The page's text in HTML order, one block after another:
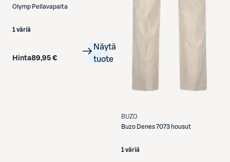
Olymp Pellavapaita
1 väriä
Hinta89,95 €
Näytä
tuote
BUZO
Buzo Denes 7073 housut
1 väriä